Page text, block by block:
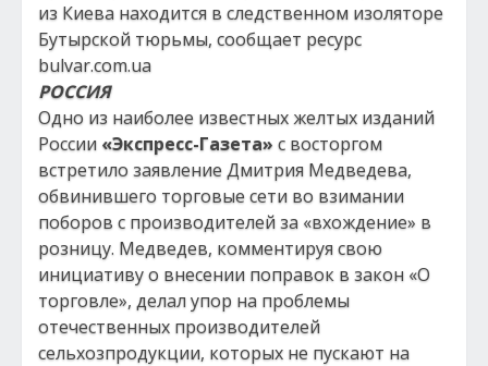
из Киева находится в следственном изоляторе
Бутырской тюрьмы, сообщает ресурс
bulvar.com.ua
РОССИЯ
Одно из наиболее известных желтых изданий
России «Экспресс-Газета» с восторгом
встретило заявление Дмитрия Медведева,
обвинившего торговые сети во взимании
поборов с производителей за «вхождение» в
розницу. Медведев, комментируя свою
инициативу о внесении поправок в закон «О
торговле», делал упор на проблемы
отечественных производителей
сельхозпродукции, которых не пускают на